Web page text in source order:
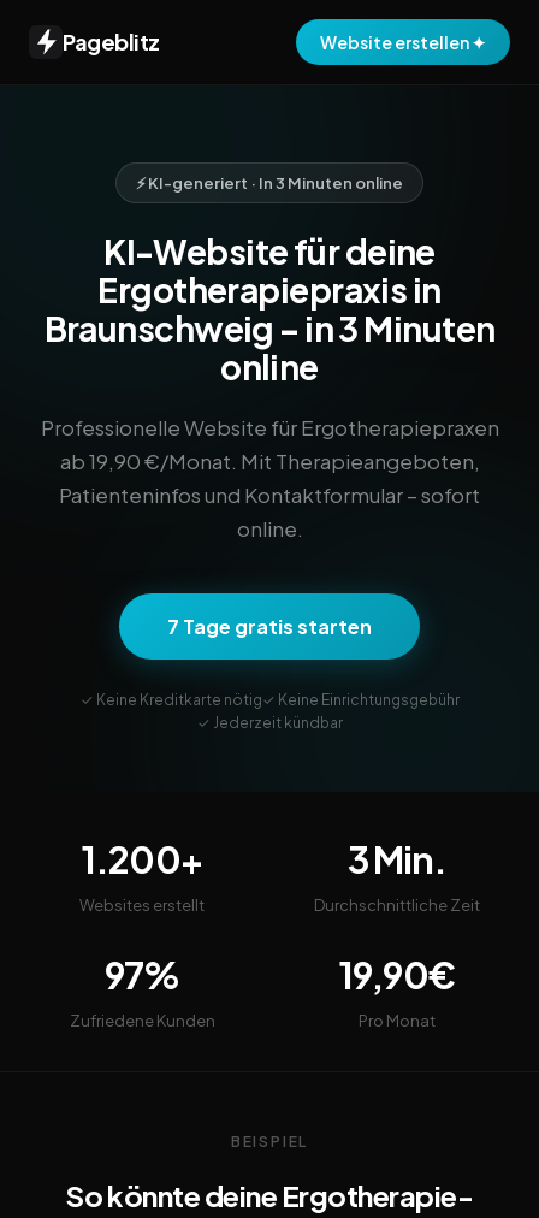
Pageblitz Website erstellen ✦
⚡ KI-generiert · In 3 Minuten online
KI-Website für deine
Ergotherapiepraxis in
Braunschweig – in 3 Minuten
online
Professionelle Website für Ergotherapiepraxen
ab 19,90 €/Monat. Mit Therapieangeboten,
Patienteninfos und Kontaktformular – sofort
online.
7 Tage gratis starten
✓ Keine Kreditkarte nötig✓ Keine Einrichtungsgebühr
✓ Jederzeit kündbar
1.200+
Websites erstellt
3 Min.
Durchschnittliche Zeit
97%
Zufriedene Kunden
19,90€
Pro Monat
BEISPIEL
So könnte deine Ergotherapie-